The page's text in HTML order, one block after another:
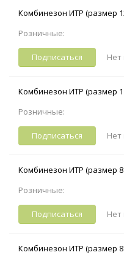
Комбинезон ИТР (размер
Розничные:
Подписаться Нет
Комбинезон ИТР (размер
Розничные:
Подписаться Нет
Комбинезон ИТР (размер
Розничные:
Подписаться Нет
Комбинезон ИТР (размер